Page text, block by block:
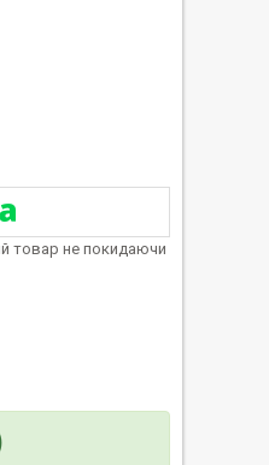
товар не покидаючи